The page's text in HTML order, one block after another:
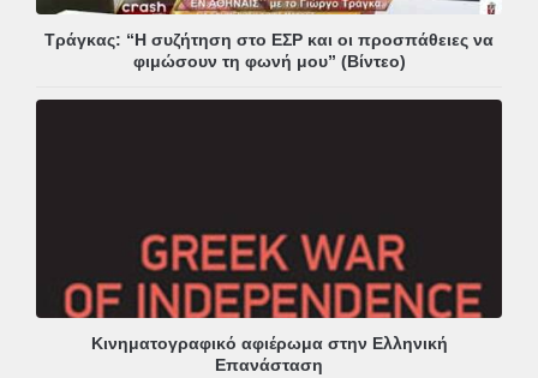
Τράγκας: “Η συζήτηση στο ΕΣΡ και οι προσπάθειες να
φιμώσουν τη φωνή μου” (Βίντεο)
Κινηματογραφικό αφιέρωμα στην Ελληνική
Επανάσταση